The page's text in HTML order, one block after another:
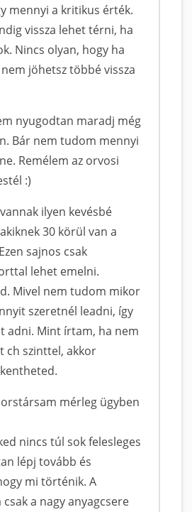
mennyi a kritikus érték.
vissza lehet térni, ha
Nincs olyan, hogy ha
jöhetsz többé vissza
nyugodtan maradj még
Bár nem tudom mennyi
Remélem az orvosi
:)
ilyen kevésbé
30 körül van a
sajnos csak
lehet emelni.
Mivel nem tudom mikor
szeretnél leadni, így
adni. Mint írtam, ha nem
ch szinttel, akkor
mérleg ügyben
nincs túl sok felesleges
lépj tovább és
mi történik. A
a nagy anyagcsere